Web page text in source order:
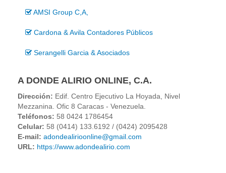
AMSI Group C,A,
Cardona & Avila Contadores Públicos
Serangelli Garcia & Asociados
A DONDE ALIRIO ONLINE, C.A.
Dirección: Edif. Centro Ejecutivo La Hoyada, Nivel
Mezzanina. Ofic 8 Caracas - Venezuela.
Teléfonos: 58 0424 1786454
Celular: 58 (0414) 133.6192 / (0424) 2095428
E-mail: adondealirioonline@gmail.com
URL: https://www.adondealirio.com